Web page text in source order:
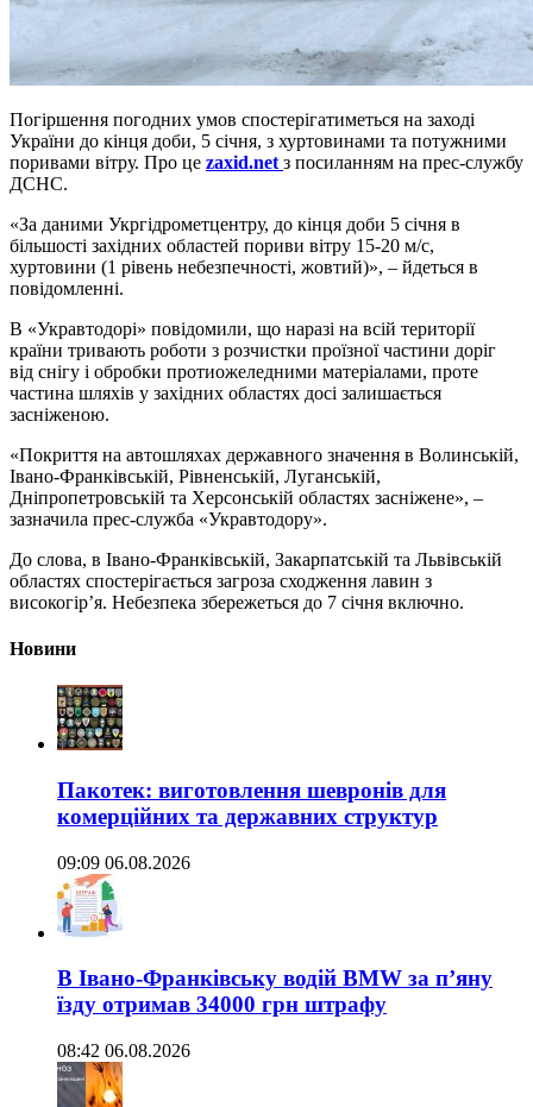
Погіршення погодних умов спостерігатиметься на заході
України до кінця доби, 5 січня, з хуртовинами та потужними
поривами вітру. Про це zaxid.net з посиланням на прес-службу
ДСНС.
«За даними Укргідрометцентру, до кінця доби 5 січня в
більшості західних областей пориви вітру 15-20 м/с,
хуртовини (1 рівень небезпечності, жовтий)», – йдеться в
повідомленні.
В «Укравтодорі» повідомили, що наразі на всій території
країни тривають роботи з розчистки проїзної частини доріг
від снігу і обробки протиожеледними матеріалами, проте
частина шляхів у західних областях досі залишається
засніженою.
«Покриття на автошляхах державного значення в Волинській,
Івано-Франківській, Рівненській, Луганській,
Дніпропетровській та Херсонській областях засніжене», –
зазначила прес-служба «Укравтодору».
До слова, в Івано-Франківській, Закарпатській та Львівській
областях спостерігається загроза сходження лавин з
високогір’я. Небезпека збережеться до 7 січня включно.
Новини
Пакотек: виготовлення шевронів для
комерційних та державних структур
09:09 06.08.2026
В Івано-Франківську водій BMW за п’яну
їзду отримав 34000 грн штрафу
08:42 06.08.2026